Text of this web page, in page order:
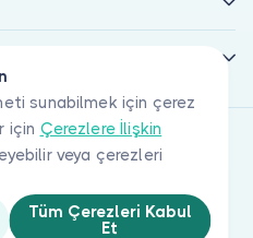
sunabilmek için çerez
için Çerezlere İlişkin
veya çerezleri
Tüm Çerezleri Kabul
Et